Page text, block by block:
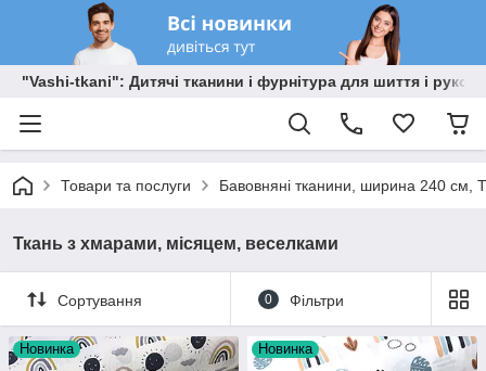
"Vashi-tkani": Дитячі тканини і фурнітура для шиття і
Товари та послуги Бавовняні тканини, ширина 240 см,
Ткань з хмарами, місяцем, веселками
Сортування 0 Фільтри
Новинка Новинка